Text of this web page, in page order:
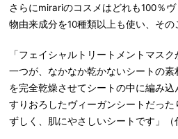
さらにmirariのコスメはどれも100％
物由来成分を10種類以上も使い、その
「フェイシャルトリートメントマス
一つが、なかなか乾かないシートの
を完全乾燥させてシートの中に編み
すりおろしたヴィーガンシートだっ
ずしく、肌にやさしいシートです」（